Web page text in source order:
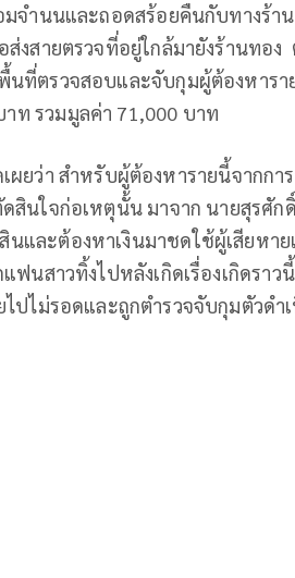
มจำนนและถอดสร้อยคืนกับทางร้า
สายตรวจที่อยู่ใกล้มายังร้านทอง
นที่ตรวจสอบและจับกุมผู้ต้องหารา
ท รวมมูลค่า 71,000 บาท
ยว่า สำหรับผู้ต้องหารายนี้จากกา
สินใจก่อเหตุนั้น มาจาก นายสุรศัก
และต้องหาเงินมาชดใช้ผู้เสียหาย
นสาวทิ้งไปหลังเกิดเรื่องเกิดราว
ปไม่รอดและถูกตำรวจจับกุมตัวดำ